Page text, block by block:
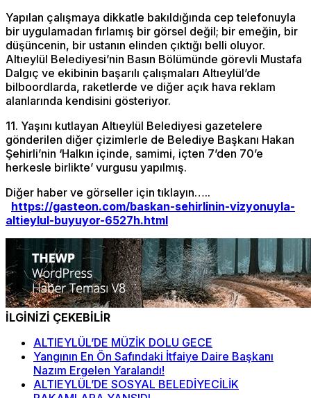
Yapılan çalışmaya dikkatle bakıldığında cep telefonuyla
bir uygulamadan fırlamış bir görsel değil; bir emeğin, bir
düşüncenin, bir ustanın elinden çıktığı belli oluyor.
Altıeylül Belediyesi’nin Basın Bölümünde görevli Mustafa
Dalgıç ve ekibinin başarılı çalışmaları Altıeylül’de
bilboordlarda, raketlerde ve diğer açık hava reklam
alanlarında kendisini gösteriyor.
11. Yaşını kutlayan Altıeylül Belediyesi gazetelere
gönderilen diğer çizimlerle de Belediye Başkanı Hakan
Şehirli’nin ‘Halkın içinde, samimi, içten 7’den 70’e
herkesle birlikte’ vurgusu yapılmış.
Diğer haber ve görseller için tıklayın…..
https://gasteon.com/baskan-sehirlinin-vizyonuyla-
altieylul-buyuyor-6527h.html
İLGİNİZİ ÇEKEBİLİR
ALTIEYLÜL’DE MÜZİK DOLU GECE
Yangının En Ön Safındaki İtfaiye Daire Başkanı
Nazım Ergelen Yaralandı!
ALTIEYLÜL’DE SOSYAL BELEDİYECİLİK